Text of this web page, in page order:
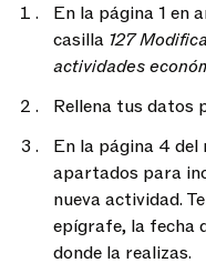
En la página 1 en
casilla 127
actividades
Rellena tus datos
En la página 4
apartados para
nueva actividad.
epígrafe, la fecha
donde la realizas.